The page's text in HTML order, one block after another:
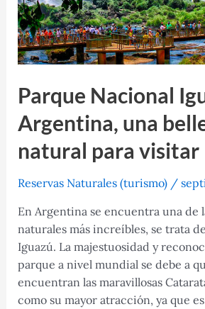
en
Europa
Parque Nacional
Argentina, una
natural para visitar
Reservas Naturales (turismo)/
En Argentina se encuentra una de
naturales más increíbles, se trata
Iguazú. La majestuosidad y
parque a nivel mundial se debe a
encuentran las maravillosas
como su mayor atracción, ya que